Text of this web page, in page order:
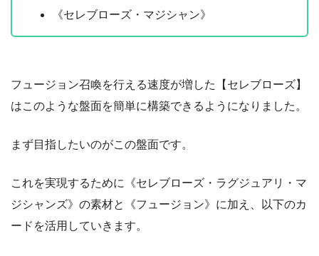
《セレブローズ・マジシャン》
フュージョン召喚を行える速度が増した【セレブローズ】
はこのような盤面を簡単に構築できるようになりました。
まず目指したいのがこの盤面です。
これを実現するために《セレブローズ・ラグジュアリ・マ
ジシャンズ》の素材と《フュージョン》に加え、以下のカ
ードを活用していきます。